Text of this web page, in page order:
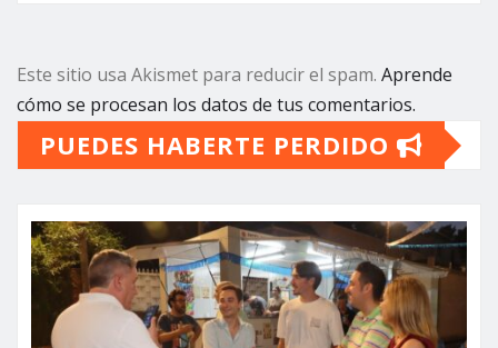
Este sitio usa Akismet para reducir el spam. Aprende
cómo se procesan los datos de tus comentarios.
PUEDES HABERTE PERDIDO